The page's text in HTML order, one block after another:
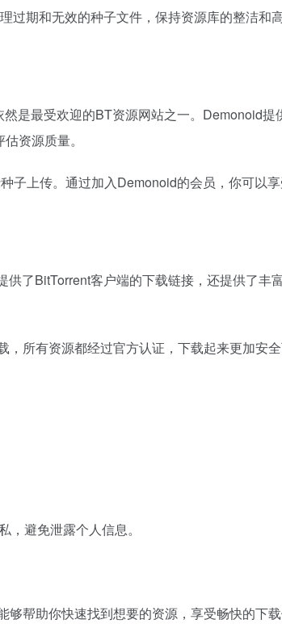
期和无效的种子文件，保持资源库的整洁和
是最受欢迎的BT资源网站之一。Demonoid提
资源质量。
子上传。通过加入Demonoid的会员，你可以
了BitTorrent客户端的下载链接，还提供了丰
所有资源都经过官方认证，下载起来更加安
避免泄露个人信息。
帮助你快速找到想要的资源，享受畅快的下载